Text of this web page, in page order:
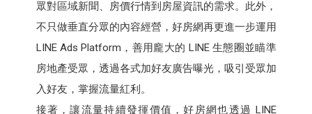
眾對區域新聞、房價行情到房屋資訊的需求。此外，
不只做垂直分眾的內容經營，好房網再更進一步運用
LINE Ads Platform，善用龐大的 LINE 生態圈並瞄準
房地產受眾，透過各式加好友廣告曝光，吸引受眾加
入好友，掌握流量紅利。
接著，讓流量持續發揮價值，好房網也透過 LINE